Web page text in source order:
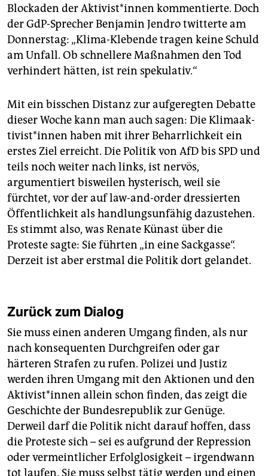
Blockaden der Ak­ti­vis­t*in­nen kommentierte. Doch
der GdP-Sprecher Benjamin Jendro twitterte am
Donnerstag: „Klima-Klebende tragen keine Schuld
am Unfall. Ob schnellere Maßnahmen den Tod
verhindert hätten, ist rein spekulativ.“
Mit ein bisschen Distanz zur aufgeregten Debatte
dieser Woche kann man auch sagen: Die Kli­ma­ak­
ti­vis­t*in­nen haben mit ihrer Beharrlichkeit ein
erstes Ziel erreicht. Die Politik von AfD bis SPD und
teils noch weiter nach links, ist nervös,
argumentiert bisweilen hysterisch, weil sie
fürchtet, vor der auf law-and-order dressierten
Öffentlichkeit als handlungsunfähig dazustehen.
Es stimmt also, was Renate Künast über die
Proteste sagte: Sie führten „in eine Sackgasse“.
Derzeit ist aber erstmal die Politik dort gelandet.
Zurück zum Dialog
Sie muss einen anderen Umgang finden, als nur
nach konsequenten Durchgreifen oder gar
härteren Strafen zu rufen. Polizei und Justiz
werden ihren Umgang mit den Aktionen und den
Ak­ti­vis­t*in­nen allein schon finden, das zeigt die
Geschichte der Bundesrepublik zur Genüge.
Derweil darf die Politik nicht darauf hoffen, dass
die Proteste sich – sei es aufgrund der Repression
oder vermeintlicher Erfolglosigkeit – irgendwann
tot laufen. Sie muss selbst tätig werden und einen